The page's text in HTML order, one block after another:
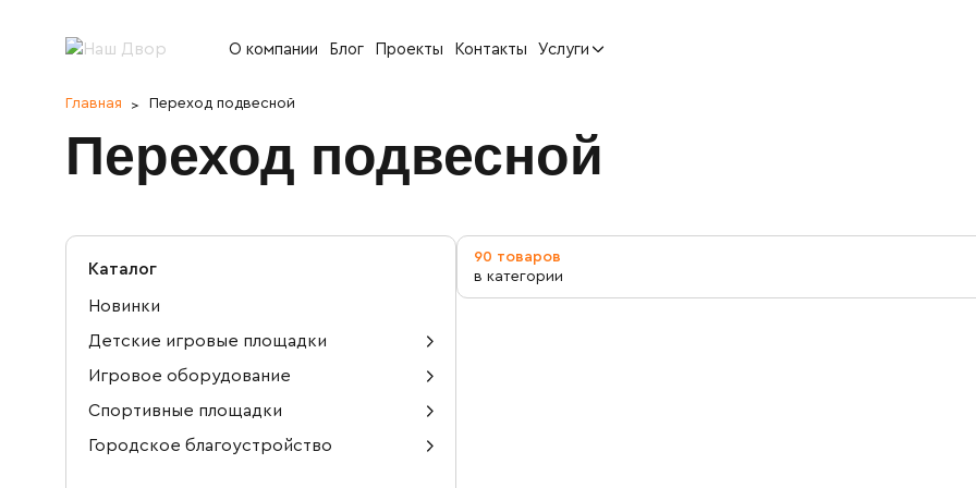
О компании Блог Проекты Контакты Услуги
Главная Переход подвесной
Переход подвесной
Каталог
Новинки
Детские игровые площадки
Детские игровые комплексы
Детские городки
Игровое оборудование
Горки детские
Детские карусели
Спортивные площадки
Детские спортивные комплексы
Городское благоустройство
90 товаров
в категории